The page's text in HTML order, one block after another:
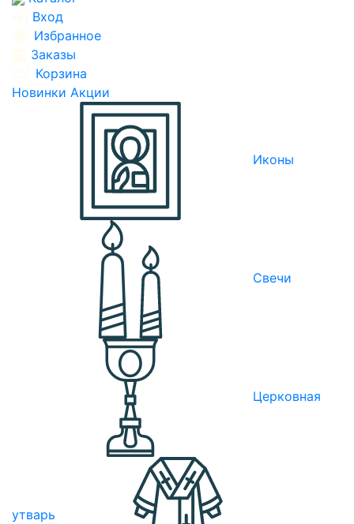
Вход
Избранное
Заказы
Корзина
Новинки Акции
Иконы
Свечи
Церковная
утварь